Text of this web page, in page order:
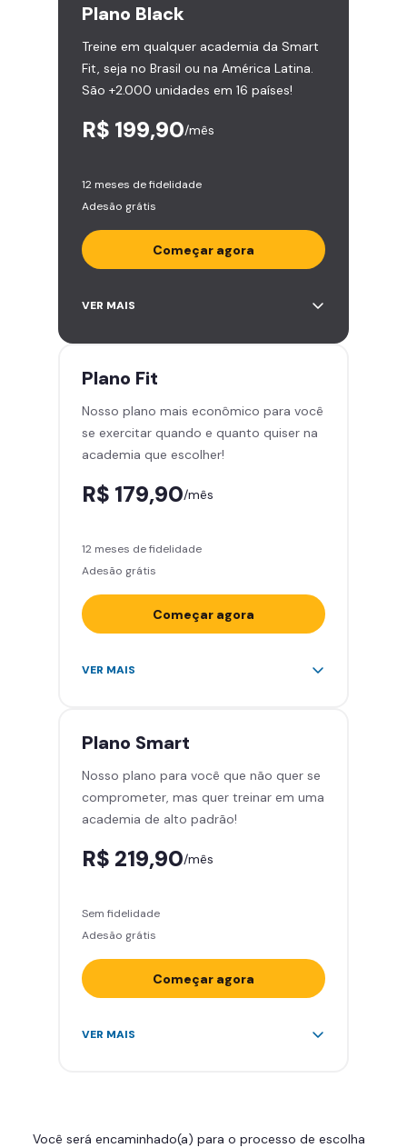
Plano Black
Treine em qualquer academia da Smart
Fit, seja no Brasil ou na América Latina.
São +2.000 unidades em 16 países!
R$ 199,90/mês
12 meses de fidelidade
Adesão grátis
Começar agora
Acesso ilimitado a +2.000
Leve 5 amigos por mês para
Cadeira de massagem
Skeelo App (Audiobook)*
Área de musculação e aeróbicos
Smart Fit App
VER MAIS
Plano Fit
Nosso plano mais econômico para você
se exercitar quando e quanto quiser na
academia que escolher!
R$ 179,90/mês
12 meses de fidelidade
Adesão grátis
Começar agora
Acesso ilimitado a +2.000
Cadeira de massagem
Skeelo App (Audiobook)*
Área de musculação e aeróbicos
Smart Fit App
VER MAIS
Plano Smart
Nosso plano para você que não quer se
comprometer, mas quer treinar em uma
academia de alto padrão!
R$ 219,90/mês
Sem fidelidade
Adesão grátis
Começar agora
Acesso ilimitado a +2.000
Skeelo App (Audiobook)*
VER MAIS
Você será encaminhado(a) para o processo de escolha